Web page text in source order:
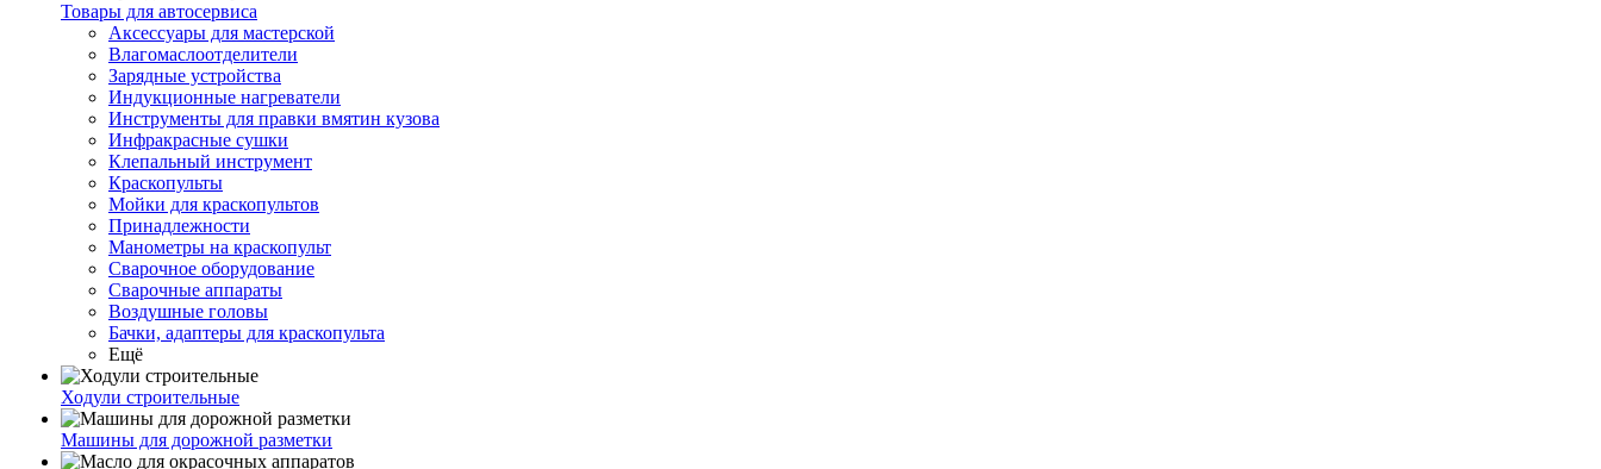
Товары для автосервиса
Аксессуары для мастерской
Влагомаслоотделители
Зарядные устройства
Индукционные нагреватели
Инструменты для правки вмятин кузова
Инфракрасные сушки
Клепальный инструмент
Краскопульты
Мойки для краскопультов
Принадлежности
Манометры на краскопульт
Сварочное оборудование
Сварочные аппараты
Воздушные головы
Бачки, адаптеры для краскопульта
Ещё
Ходули строительные
Машины для дорожной разметки